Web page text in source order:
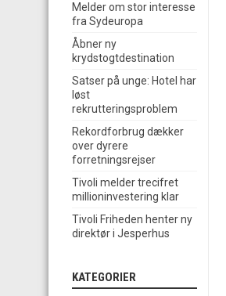
Melder om stor interesse
fra Sydeuropa
Åbner ny
krydstogtdestination
Satser på unge: Hotel har
løst
rekrutteringsproblem
Rekordforbrug dækker
over dyrere
forretningsrejser
Tivoli melder trecifret
millioninvestering klar
Tivoli Friheden henter ny
direktør i Jesperhus
KATEGORIER